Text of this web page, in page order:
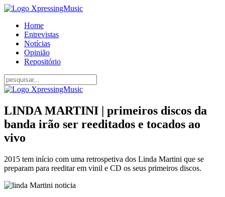
Home
Entrevistas
Notícias
Opinião
Repositório
LINDA MARTINI | primeiros discos da
banda irão ser reeditados e tocados ao
vivo
2015 tem início com uma retrospetiva dos Linda Martini que se
preparam para reeditar em vinil e CD os seus primeiros discos.